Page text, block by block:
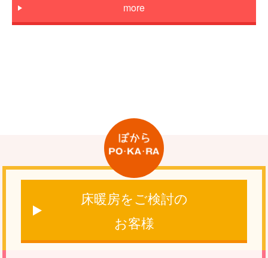
more
床暖房をご検討の
お客様